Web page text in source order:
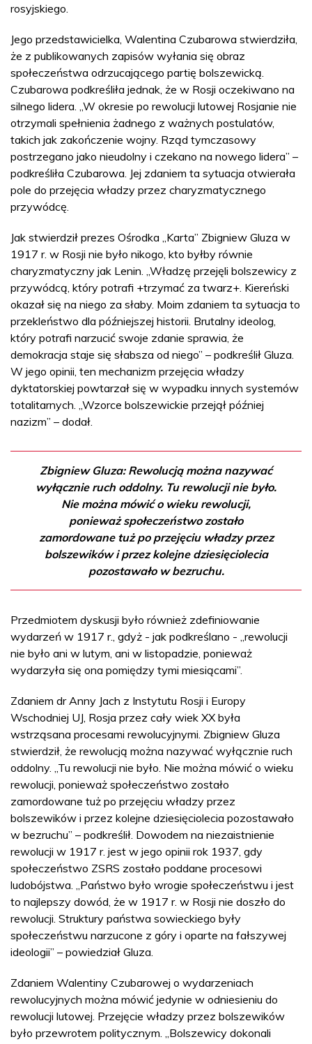
rosyjskiego.
Jego przedstawicielka, Walentina Czubarowa stwierdziła,
że z publikowanych zapisów wyłania się obraz
społeczeństwa odrzucającego partię bolszewicką.
Czubarowa podkreśliła jednak, że w Rosji oczekiwano na
silnego lidera. „W okresie po rewolucji lutowej Rosjanie nie
otrzymali spełnienia żadnego z ważnych postulatów,
takich jak zakończenie wojny. Rząd tymczasowy
postrzegano jako nieudolny i czekano na nowego lidera” –
podkreśliła Czubarowa. Jej zdaniem ta sytuacja otwierała
pole do przejęcia władzy przez charyzmatycznego
przywódcę.
Jak stwierdził prezes Ośrodka „Karta” Zbigniew Gluza w
1917 r. w Rosji nie było nikogo, kto byłby równie
charyzmatyczny jak Lenin. „Władzę przejęli bolszewicy z
przywódcą, który potrafi +trzymać za twarz+. Kiereński
okazał się na niego za słaby. Moim zdaniem ta sytuacja to
przekleństwo dla późniejszej historii. Brutalny ideolog,
który potrafi narzucić swoje zdanie sprawia, że
demokracja staje się słabsza od niego” – podkreślił Gluza.
W jego opinii, ten mechanizm przejęcia władzy
dyktatorskiej powtarzał się w wypadku innych systemów
totalitarnych. „Wzorce bolszewickie przejął później
nazizm” – dodał.
Zbigniew Gluza: Rewolucją można nazywać
wyłącznie ruch oddolny. Tu rewolucji nie było.
Nie można mówić o wieku rewolucji,
ponieważ społeczeństwo zostało
zamordowane tuż po przejęciu władzy przez
bolszewików i przez kolejne dziesięciolecia
pozostawało w bezruchu.
Przedmiotem dyskusji było również zdefiniowanie
wydarzeń w 1917 r., gdyż - jak podkreślano - „rewolucji
nie było ani w lutym, ani w listopadzie, ponieważ
wydarzyła się ona pomiędzy tymi miesiącami”.
Zdaniem dr Anny Jach z Instytutu Rosji i Europy
Wschodniej UJ, Rosja przez cały wiek XX była
wstrząsana procesami rewolucyjnymi. Zbigniew Gluza
stwierdził, że rewolucją można nazywać wyłącznie ruch
oddolny. „Tu rewolucji nie było. Nie można mówić o wieku
rewolucji, ponieważ społeczeństwo zostało
zamordowane tuż po przejęciu władzy przez
bolszewików i przez kolejne dziesięciolecia pozostawało
w bezruchu” – podkreślił. Dowodem na niezaistnienie
rewolucji w 1917 r. jest w jego opinii rok 1937, gdy
społeczeństwo ZSRS zostało poddane procesowi
ludobójstwa. „Państwo było wrogie społeczeństwu i jest
to najlepszy dowód, że w 1917 r. w Rosji nie doszło do
rewolucji. Struktury państwa sowieckiego były
społeczeństwu narzucone z góry i oparte na fałszywej
ideologii” – powiedział Gluza.
Zdaniem Walentiny Czubarowej o wydarzeniach
rewolucyjnych można mówić jedynie w odniesieniu do
rewolucji lutowej. Przejęcie władzy przez bolszewików
było przewrotem politycznym. „Bolszewicy dokonali